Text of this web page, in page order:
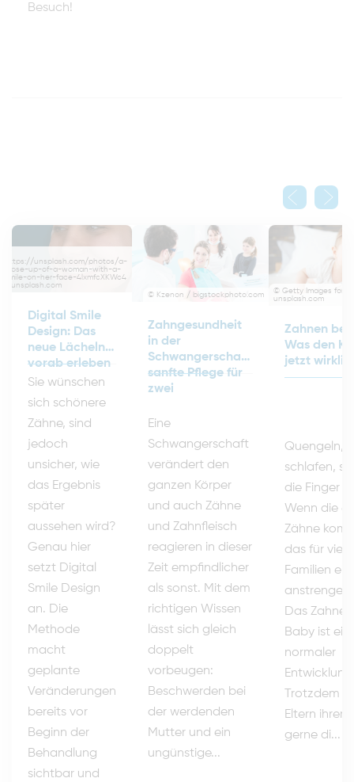
Besuch!
https://unsplash.com/photos/a-
close-up-of-a-woman-with-a-
smile-on-her-face-4lxmfcXKWc4
/ unsplash.com
Digital Smile
Design: Das
neue Lächeln
vorab erleben
Sie wünschen
sich schönere
Zähne, sind
jedoch
unsicher, wie
das Ergebnis
später
aussehen wird?
Genau hier
setzt Digital
Smile Design
an. Die
Methode
macht
geplante
Veränderungen
bereits vor
Beginn der
Behandlung
sichtbar und
© Kzenon / bigstockphoto.com
Zahngesundheit
in der
Schwangerschaft:
sanfte Pflege für
zwei
Eine
Schwangerschaft
verändert den
ganzen Körper
und auch Zähne
und Zahnfleisch
reagieren in dieser
Zeit empfindlicher
als sonst. Mit dem
richtigen Wissen
lässt sich gleich
doppelt
vorbeugen:
Beschwerden bei
der werdenden
Mutter und ein
ungünstige...
© Getty Images for
unsplash.com
Zahnen
Was den
jetzt
Quengeln,
schlafen,
die Finger
Wenn die
Zähne
das für viele
Familien
Das
Baby ist ein
normaler
Trotzdem
Eltern ihrem
gerne di...